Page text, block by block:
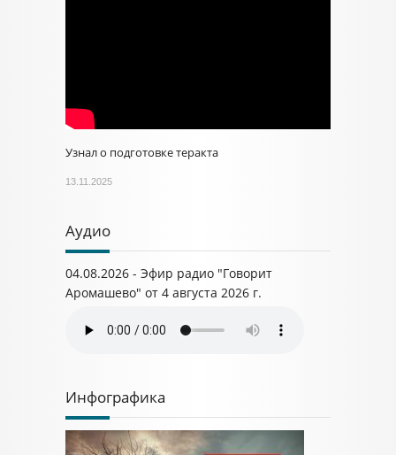
Узнал о подготовке теракта
13.11.2025
Аудио
04.08.2026 - Эфир радио "Говорит
Аромашево" от 4 августа 2026 г.
Инфографика